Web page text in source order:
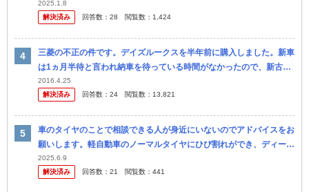
す。 日産 デイズルークスハイウェスター 2014年 （ターボなし）
ド...
2025.1.8
解決済み
回答数： 28 閲覧数： 1,424
三菱の不正の件です。デイズルークスを半年前に購入しました。新車
は1ヵ月半待と言われ納車を待っている時間がなかったので、新古車
で購入しました。 日産で購入にあたり、ディーラーにて商談もしま
した。そ...
2016.4.25
解決済み
回答数： 24 閲覧数： 13,821
車のタイヤのことで相談できる人が身近にいないのでアドバイスをお
願いします。軽自動車のノーマルタイヤにひび割れができ、ディーラ
ーで4本交換で8万円と言われて高くて驚きました。 オートバックス
のよう...
2025.6.9
解決済み
回答数： 21 閲覧数： 441